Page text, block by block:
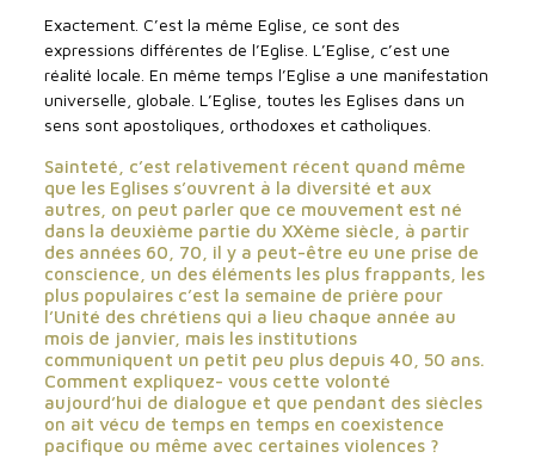
Exactement. C’est la même Eglise, ce sont des
expressions différentes de l’Eglise. L’Eglise, c’est une
réalité locale. En même temps l’Eglise a une manifestation
universelle, globale. L’Eglise, toutes les Eglises dans un
sens sont apostoliques, orthodoxes et catholiques.
Sainteté, c’est relativement récent quand même
que les Eglises s’ouvrent à la diversité et aux
autres, on peut parler que ce mouvement est né
dans la deuxième partie du XXème siècle, à partir
des années 60, 70, il y a peut-être eu une prise de
conscience, un des éléments les plus frappants, les
plus populaires c’est la semaine de prière pour
l’Unité des chrétiens qui a lieu chaque année au
mois de janvier, mais les institutions
communiquent un petit peu plus depuis 40, 50 ans.
Comment expliquez- vous cette volonté
aujourd’hui de dialogue et que pendant des siècles
on ait vécu de temps en temps en coexistence
pacifique ou même avec certaines violences ?